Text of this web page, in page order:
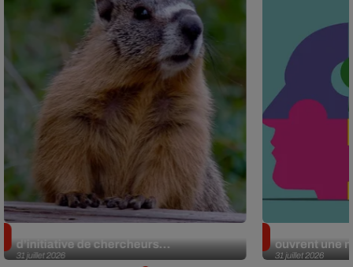
31 juillet 2026
d’initiative de chercheurs...
31 juillet 2026
ouvrent une